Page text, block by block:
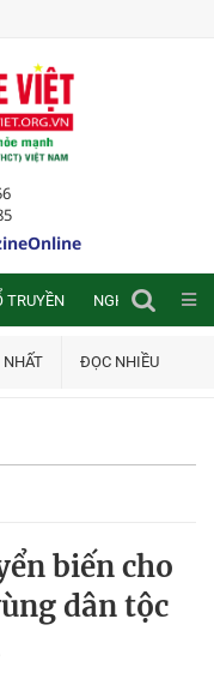
TRUYỀN NGHIÊN CỨU
NHẤT ĐỌC NHIỀU
biến cho
dân tộc